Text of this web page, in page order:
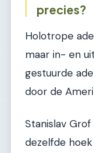
precies?
Holotrope
maar in- en
gestuurde
door de
Stanislav
dezelfde